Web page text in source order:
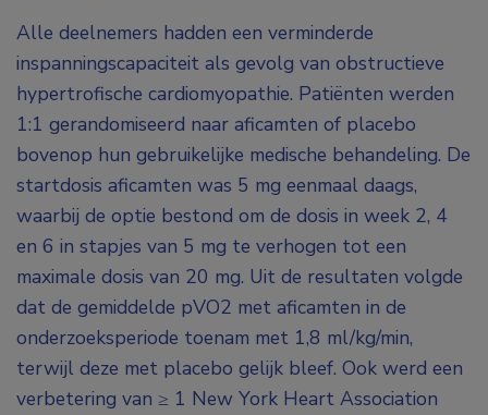
Alle deelnemers hadden een verminderde
inspanningscapaciteit als gevolg van obstructieve
hypertrofische cardiomyopathie. Patiënten werden
1:1 gerandomiseerd naar aficamten of placebo
bovenop hun gebruikelijke medische behandeling. De
startdosis aficamten was 5 mg eenmaal daags,
waarbij de optie bestond om de dosis in week 2, 4
en 6 in stapjes van 5 mg te verhogen tot een
maximale dosis van 20 mg. Uit de resultaten volgde
dat de gemiddelde pVO2 met aficamten in de
onderzoeksperiode toenam met 1,8 ml/kg/min,
terwijl deze met placebo gelijk bleef. Ook werd een
verbetering van ≥ 1 New York Heart Association